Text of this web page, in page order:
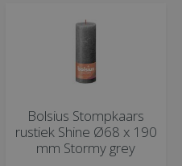
Bolsius Stompkaars
rustiek Shine Ø68 x 190
mm Stormy grey